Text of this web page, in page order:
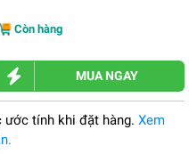
Còn hàng
MUA NGAY
ước tính khi đặt hàng. Xem